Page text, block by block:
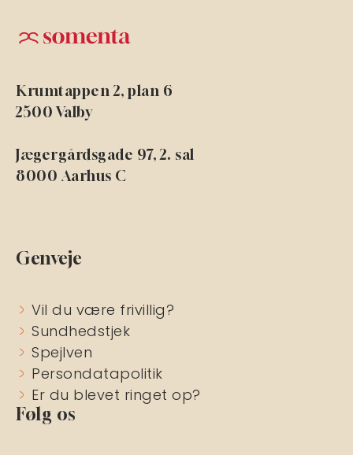
Krumtappen 2, plan 6
2500 Valby
Jægergårdsgade 97, 2. sal
8000 Aarhus C
Genveje
Vil du være frivillig?
Sundhedstjek
Spejlven
Persondatapolitik
Er du blevet ringet op?
Følg os